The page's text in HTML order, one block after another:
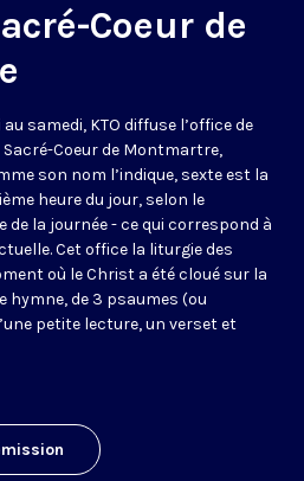
Coeur de
samedi, KTO diffuse l’office de
Sacré-Coeur de Montmartre,
son nom l’indique, sexte est la
heure du jour, selon le
de la journée - ce qui correspond à
Cet office la liturgie des
où le Christ a été cloué sur la
hymne, de 3 psaumes (ou
petite lecture, un verset et